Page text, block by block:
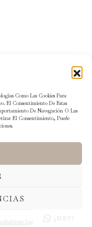
Como Las Cookies Para
El Consentimiento De Estas
De Navegación O Las
El Consentimiento, Puede
Aviso Legal ¡HEY!